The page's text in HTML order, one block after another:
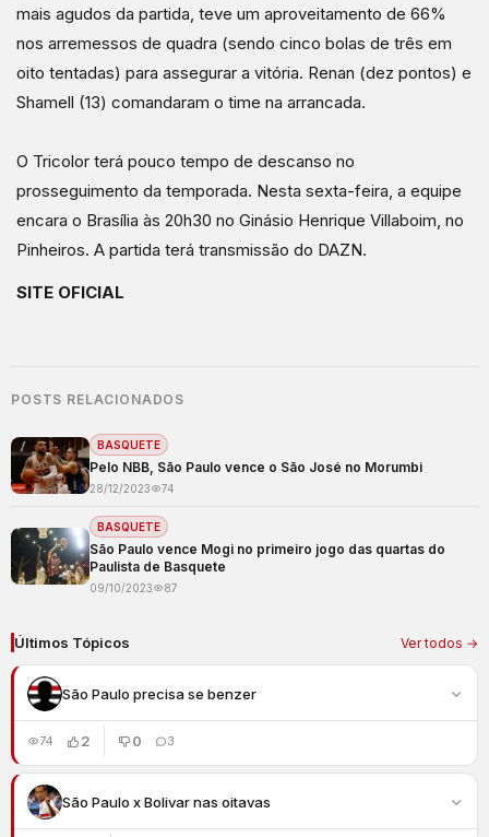
mais agudos da partida, teve um aproveitamento de 66%
nos arremessos de quadra (sendo cinco bolas de três em
oito tentadas) para assegurar a vitória. Renan (dez pontos) e
Shamell (13) comandaram o time na arrancada.
O Tricolor terá pouco tempo de descanso no
prosseguimento da temporada. Nesta sexta-feira, a equipe
encara o Brasília às 20h30 no Ginásio Henrique Villaboim, no
Pinheiros. A partida terá transmissão do DAZN.
SITE OFICIAL
POSTS RELACIONADOS
BASQUETE
Pelo NBB, São Paulo vence o São José no Morumbi
28/12/2023 74
BASQUETE
São Paulo vence Mogi no primeiro jogo das quartas do
Paulista de Basquete
09/10/2023 87
Últimos Tópicos Ver todos →
São Paulo precisa se benzer
74 2 0 3
São Paulo x Bolivar nas oitavas